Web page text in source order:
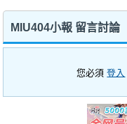
MIU404小報 留言討論
您必須登入